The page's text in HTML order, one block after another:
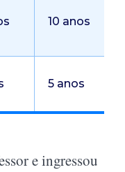
10 anos
5 anos
e ingressou